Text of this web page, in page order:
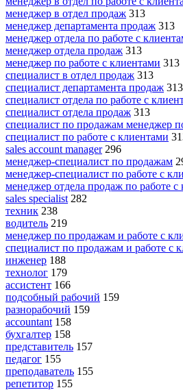
менеджер в отдел продаж 313
менеджер департамента продаж 313
менеджер отдела по работе с
менеджер отдела продаж 313
менеджер по работе с клиентами 313
специалист в отдел продаж 313
специалист департамента продаж 313
специалист отдела по работе с
специалист отдела продаж 313
специалист по продажам менеджер
специалист по работе с клиентами
sales account manager 296
менеджер-специалист по продажам
менеджер-специалист по работе с
менеджер отдела продаж по работе с
sales specialist 282
техник 238
водитель 219
менеджер по продажам и работе с
специалист по продажам и работе с
инженер 188
технолог 179
ассистент 166
подсобный рабочий 159
разнорабочий 159
accountant 158
бухгалтер 158
представитель 157
педагог 155
преподаватель 155
репетитор 155